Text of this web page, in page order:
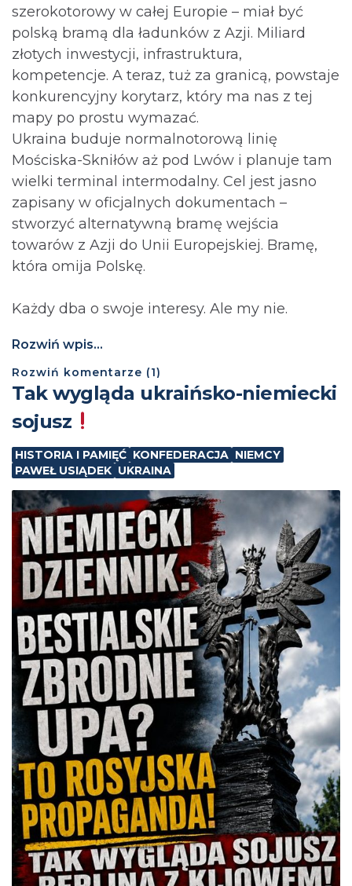
szerokotorowy w całej Europie – miał być
polską bramą dla ładunków z Azji. Miliard
złotych inwestycji, infrastruktura,
kompetencje. A teraz, tuż za granicą, powstaje
konkurencyjny korytarz, który ma nas z tej
mapy po prostu wymazać.
Ukraina buduje normalnotorową linię
Mościska-Skniłów aż pod Lwów i planuje tam
wielki terminal intermodalny. Cel jest jasno
zapisany w oficjalnych dokumentach –
stworzyć alternatywną bramę wejścia
towarów z Azji do Unii Europejskiej. Bramę,
która omija Polskę.
Każdy dba o swoje interesy. Ale my nie.
Rozwiń wpis...
Rozwiń komentarze (1)
Tak wygląda ukraińsko-niemiecki
sojusz
HISTORIA I PAMIĘĆ KONFEDERACJA NIEMCY
PAWEŁ USIĄDEK UKRAINA